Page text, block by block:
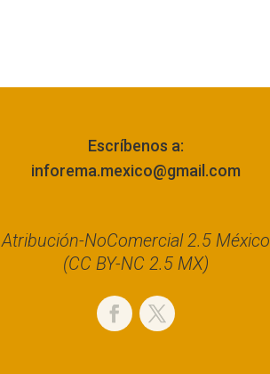
Escríbenos a:
inforema.mexico@gmail.com
Atribución-NoComercial 2.5 México
(CC BY-NC 2.5 MX)